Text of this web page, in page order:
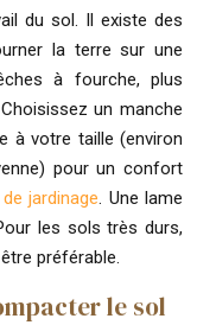
du sol. Il existe des
la terre sur une
à fourche, plus
un manche
à votre taille (environ
pour un confort
jardinage. Une lame
les sols très durs,
préférable.
le sol